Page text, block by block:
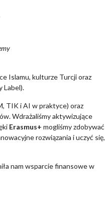
Islamu, kulturze Turcji oraz
Label).
TIK i AI w praktyce) oraz
Wdrażaliśmy aktywizujące
Erasmus+ mogliśmy zdobywać
rozwiązania i uczyć się,
nam wsparcie finansowe w